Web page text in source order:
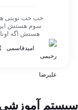
خب خب نوبتی
سوم هستش این
هستش اگه
امیدقاسمی
سیستم آموزشی